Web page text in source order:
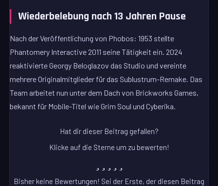
Wiederbelebung nach 13 Jahren Pause
Nach der Veröffentlichung von Phobos: 1953 stellte
Phantomery Interactive 2011 seine Tätigkeit ein. 2024
reaktivierte Georgy Beloglazov das Studio und vereinte
mehrere Originalmitglieder für das Sublustrum-Remake. Das
Team arbeitet nun unter dem Dach von Brickworks Games,
bekannt für Mobile-Titel wie Grim Soul und Cyberika.
Hat dir dieser Beitrag gefallen?
Klicke auf die Sterne um zu bewerten!
Bisher keine Bewertungen! Sei der Erste, der diesen Beitrag